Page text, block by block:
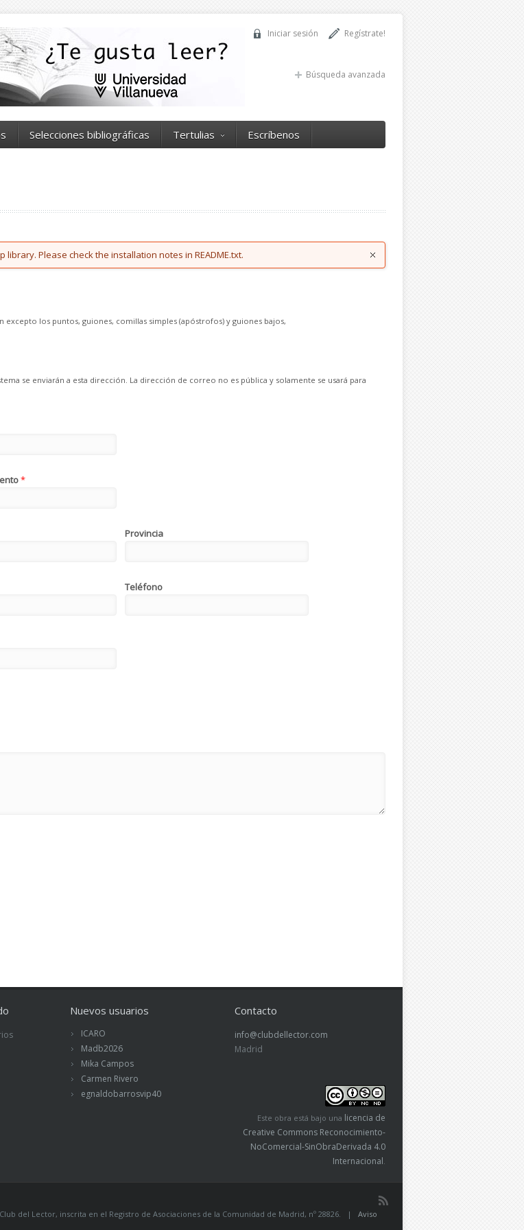
Regístrate!
Iniciar sesión
Búsqueda avanzada
Selecciones bibliográficas Tertulias Escríbenos
Please check the installation notes in README.txt.
los puntos, guiones, comillas simples (apóstrofos) y guiones bajos,
se enviarán a esta dirección. La dirección de correo no es pública y solamente se usará para
*
Provincia
Teléfono
Nuevos usuarios
ICARO
Madb2026
Mika Campos
Carmen Rivero
egnaldobarrosvip40
Contacto
info@clubdellector.com
Madrid
Este obra está bajo una licencia de
Creative Commons Reconocimiento-
NoComercial-SinObraDerivada 4.0
Internacional
del Lector, inscrita en el Registro de Asociaciones de la Comunidad de Madrid, nº 28826. | Aviso